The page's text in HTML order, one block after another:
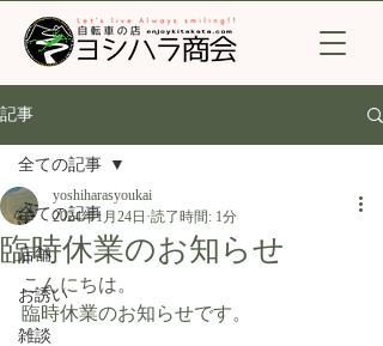
記事
全ての記事
店舗
お誘い
雑談
全ての記事
臨時休業のお知らせ
yoshiharasyoukai
2024年1月24日 読了時間: 1分
こんにちは。
臨時休業のお知らせです。